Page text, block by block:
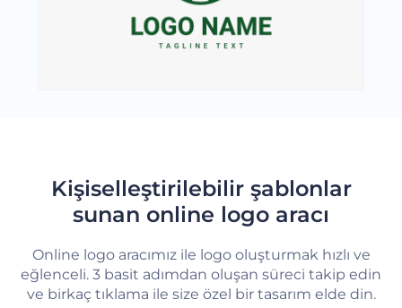
Kişiselleştirilebilir şablonlar
sunan online logo aracı
Online logo aracımız ile logo oluşturmak hızlı ve
eğlenceli. 3 basit adımdan oluşan süreci takip edin
ve birkaç tıklama ile size özel bir tasarım elde din.